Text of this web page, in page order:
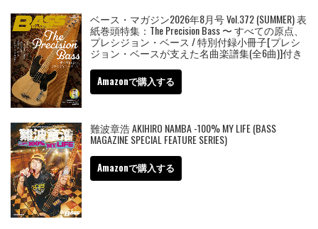
ベース・マガジン2026年8月号 Vol.372 (SUMMER) 表
紙巻頭特集：The Precision Bass 〜 すべての原点、
プレシジョン・ベース / 特別付録小冊子[プレシ
ジョン・ベースが支えた名曲楽譜集(全6曲)]付き
Amazonで購入する
難波章浩 AKIHIRO NAMBA -100% MY LIFE (BASS
MAGAZINE SPECIAL FEATURE SERIES)
Amazonで購入する